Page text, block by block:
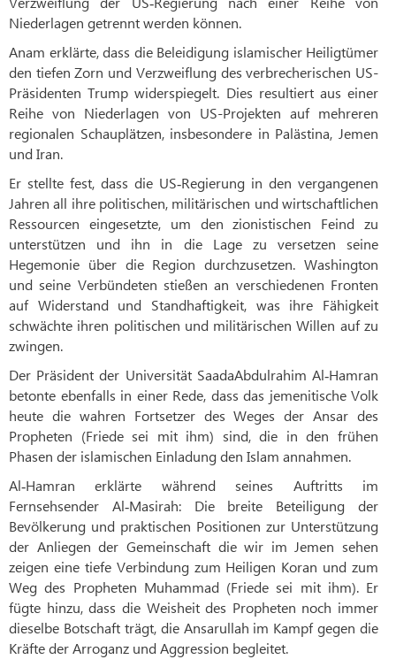
Niederlagen getrennt werden können.
Anam erklärte, dass die Beleidigung islamischer Heiligtümer
den tiefen Zorn und Verzweiflung des verbrecherischen US-
Präsidenten Trump widerspiegelt. Dies resultiert aus einer
Reihe von Niederlagen von US-Projekten auf mehreren
regionalen Schauplätzen, insbesondere in Palästina, Jemen
und Iran.
Er stellte fest, dass die US‑Regierung in den vergangenen
Jahren all ihre politischen, militärischen und wirtschaftlichen
Ressourcen eingesetzte, um den zionistischen Feind zu
unterstützen und ihn in die Lage zu versetzen seine
Hegemonie über die Region durchzusetzen. Washington
und seine Verbündeten stießen an verschiedenen Fronten
auf Widerstand und Standhaftigkeit, was ihre Fähigkeit
schwächte ihren politischen und militärischen Willen auf zu
zwingen.
Der Präsident der Universität SaadaAbdulrahim Al‑Hamran
betonte ebenfalls in einer Rede, dass das jemenitische Volk
heute die wahren Fortsetzer des Weges der Ansar des
Propheten (Friede sei mit ihm) sind, die in den frühen
Phasen der islamischen Einladung den Islam annahmen.
Al‑Hamran erklärte während seines Auftritts im
Fernsehsender Al‑Masirah: Die breite Beteiligung der
Bevölkerung und praktischen Positionen zur Unterstützung
der Anliegen der Gemeinschaft die wir im Jemen sehen
zeigen eine tiefe Verbindung zum Heiligen Koran und zum
Weg des Propheten Muhammad (Friede sei mit ihm). Er
fügte hinzu, dass die Weisheit des Propheten noch immer
dieselbe Botschaft trägt, die Ansarullah im Kampf gegen die
Kräfte der Arroganz und Aggression begleitet.